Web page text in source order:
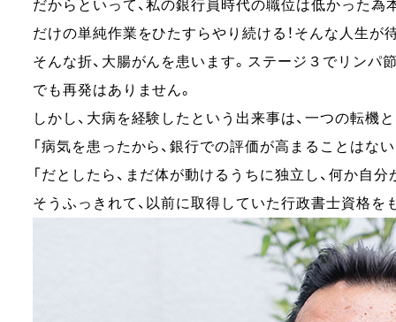
だからといって、私の銀行員時代の職位は低かった為
だけの単純作業をひたすらやり続ける！ そんな人生が
そんな折、大腸がんを患います。 ステージ３でリンパ
でも再発はありません。
しかし、大病を経験したという出来事は、一つの転機と
「病気を患ったから、銀行での評価が高まることはな
「だとしたら、まだ体が動けるうちに独立し、 何か自分
そうふっきれて、以前に取得していた行政書士資格を